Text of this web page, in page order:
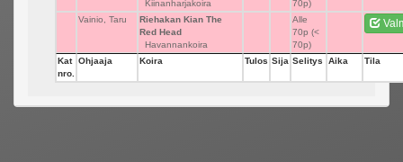
Kiinanharjakoira
70p)
Vainio, Taru
Riehakan Kian The
Red Head
Havannankoira
Alle
70p (<
70p)
Kat
nro.
Ohjaaja Koira Tulos Sija Selitys Aika Tila